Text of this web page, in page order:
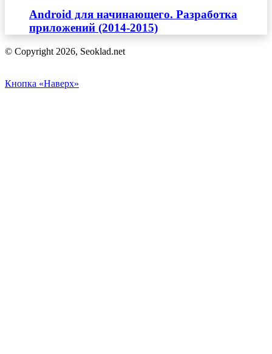
Android для начинающего. Разработка
приложений (2014-2015)
© Copyright 2026, Seoklad.net
Кнопка «Наверх»